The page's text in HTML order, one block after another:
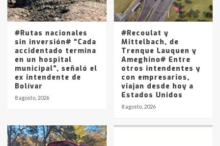
5
La Pampa, desde YPF hasta Axion
entre 857 a 1338 pesos
#Rutas nacionales
sin inversión# “Cada
accidentado termina
en un hospital
municipal”, señaló el
ex intendente de
Bolívar
8 agosto, 2026
#Recoulat y
Mittelbach, de
Trenque Lauquen y
Ameghino# Entre
otros intendentes y
con empresarios,
viajan desde hoy a
Estados Unidos
8 agosto, 2026